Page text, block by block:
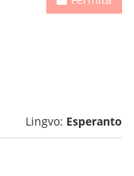
Lingvo: Esperanto